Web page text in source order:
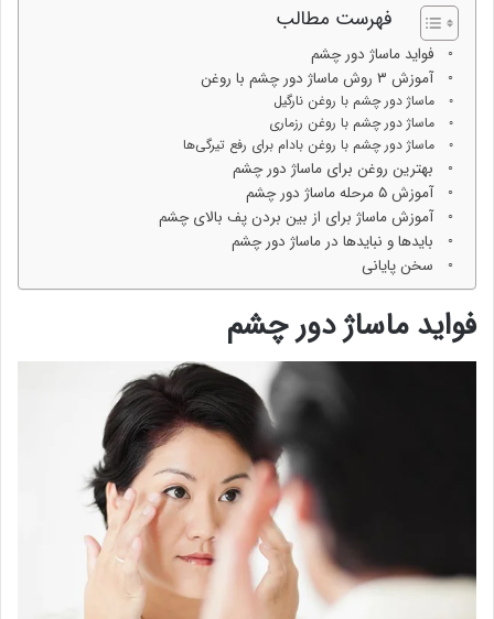
فهرست مطالب
فواید ماساژ دور چشم
آموزش ۳ روش ماساژ دور چشم با روغن
ماساژ دور چشم با روغن نارگیل
ماساژ دور چشم با روغن رزماری
ماساژ دور چشم با روغن بادام برای رفع تیرگی‌ها
بهترین روغن برای ماساژ دور چشم
آموزش ۵ مرحله ماساژ دور چشم
آموزش ماساژ برای از بین بردن پف بالای چشم
بایدها و نبایدها در ماساژ دور چشم
سخن پایانی
فواید ماساژ دور چشم